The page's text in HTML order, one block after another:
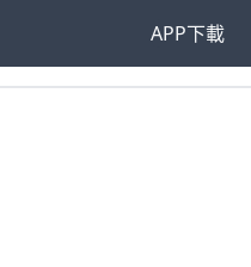
APP下載